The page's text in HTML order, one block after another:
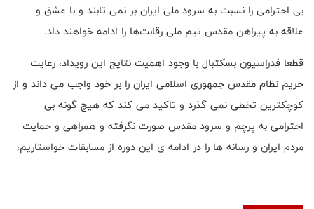
بی احترامی را نسبت به سرود ملی ایران بر نمی تابند و با عشق و
علاقه به پیراهن مقدس تیم ملی رقابت‌ها را ادامه خواهند داد.
قطعا فدراسیون بسکتبال با وجود اهمیت نتایج این رویداد، رعایت
حریم نظام مقدس جمهوری اسلامی ایران را بر خود واجب می داند و از
کوچکترین تخطی نمی گذرد و تاکید می کند که هیچ گونه بی
احترامی به پرچم و سرود مقدس صورت نگرفته و همراهی و حمایت
مردم ایران و رسانه ها را در ادامه ی این دوره از مسابقات خواستاریم،